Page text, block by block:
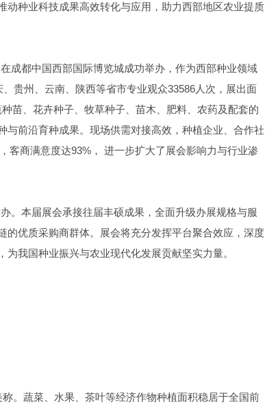
种业科技成果高效转化与应用，助力西部地区农业提质
成都中国西部国际博览城成功举办，作为西部种业领域
贵州、云南、陕西等省市专业观众33586人次，展出面
苗、花卉种子、牧草种子、苗木、肥料、农药及配套的
前沿育种成果。现场供需对接高效，种植企业、合作社
客商满意度达93%， 进一步扩大了展会影响力与行业渗
。本届展会承接往届丰硕成果，全面升级办展规格与服
优质采购商群体。展会将充分发挥平台聚合效应，深度
我国种业振兴与农业现代化发展贡献坚实力量。
。蔬菜、水果、茶叶等经济作物种植面积稳居于全国前